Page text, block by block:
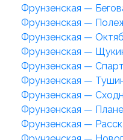
Фрунзенская —
Фрунзенская —
Фрунзенская —
Фрунзенская —
Фрунзенская —
Фрунзенская —
Фрунзенская —
Фрунзенская —
Фрунзенская —